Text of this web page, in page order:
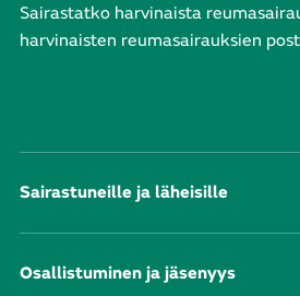
Sairastatko harvinaista
harvinaisten reumasairauksien
Sairastuneille ja läheisille
Osallistuminen ja jäsenyys